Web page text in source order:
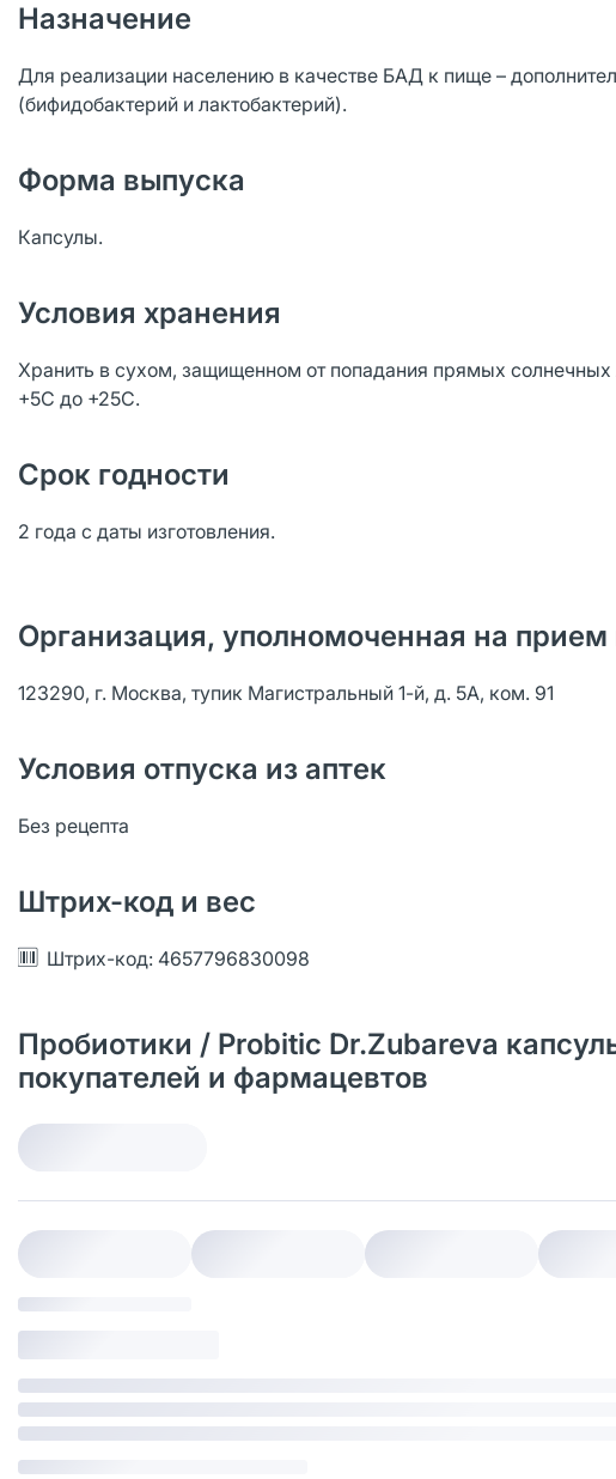
Назначение
Для реализации населению в качестве БАД к пище –
(бифидобактерий и лактобактерий).
Форма выпуска
Капсулы.
Условия хранения
Хранить в сухом, защищенном от попадания прямых
+5С до +25С.
Срок годности
2 года с даты изготовления.
Организация, уполномоченная на прием
123290, г. Москва, тупик Магистральный 1-й, д. 5А, ком. 91
Условия отпуска из аптек
Без рецепта
Штрих-код и вес
Штрих-код: 4657796830098
Пробиотики / Probitic Dr.Zubareva
покупателей и фармацевтов